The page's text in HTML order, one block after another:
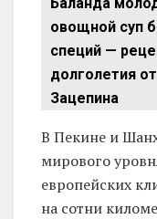
овощной суп
специй —
долголетия
Зацепина
В Пекине и
мирового
европейских
на сотни